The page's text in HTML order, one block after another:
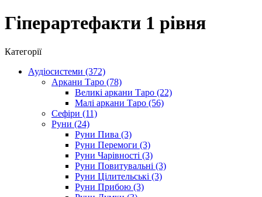
Гіперартефакти 1 рівня
Категорії
Аудіосистеми (372)
Аркани Таро (78)
Великі аркани Таро (22)
Малі аркани Таро (56)
Сефіри (11)
Руни (24)
Руни Пива (3)
Руни Перемоги (3)
Руни Чарівності (3)
Руни Повитувальні (3)
Руни Цілительські (3)
Руни Прибою (3)